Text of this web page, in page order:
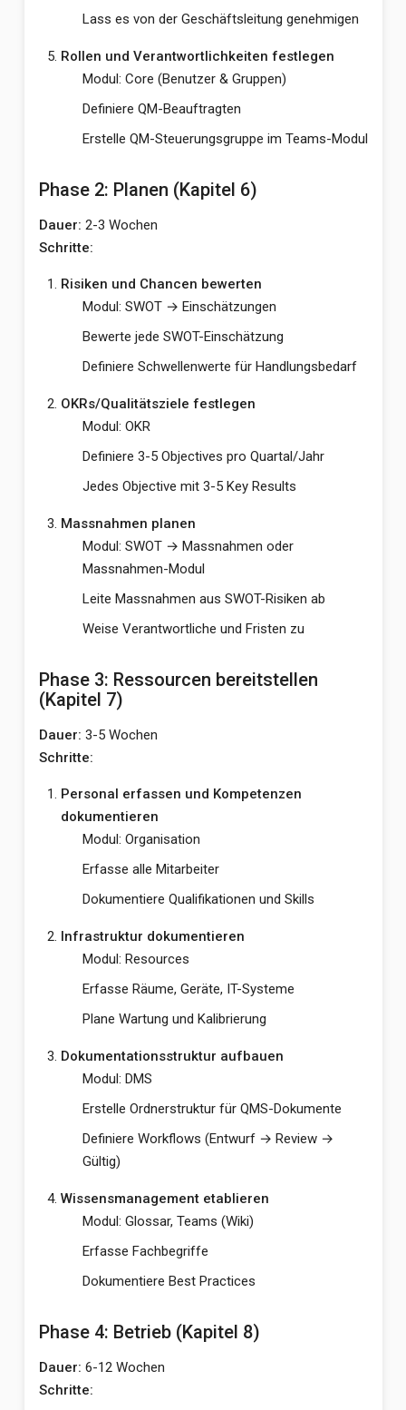
Lass es von der Geschäftsleitung genehmigen
Rollen und Verantwortlichkeiten festlegen
Modul: Core (Benutzer & Gruppen)
Definiere QM-Beauftragten
Erstelle QM-Steuerungsgruppe im Teams-Modul
Phase 2: Planen (Kapitel 6)
Dauer: 2-3 Wochen
Schritte:
Risiken und Chancen bewerten
Modul: SWOT → Einschätzungen
Bewerte jede SWOT-Einschätzung
Definiere Schwellenwerte für Handlungsbedarf
OKRs/Qualitätsziele festlegen
Modul: OKR
Definiere 3-5 Objectives pro Quartal/Jahr
Jedes Objective mit 3-5 Key Results
Massnahmen planen
Modul: SWOT → Massnahmen oder
Massnahmen-Modul
Leite Massnahmen aus SWOT-Risiken ab
Weise Verantwortliche und Fristen zu
Phase 3: Ressourcen bereitstellen
(Kapitel 7)
Dauer: 3-5 Wochen
Schritte:
Personal erfassen und Kompetenzen
dokumentieren
Modul: Organisation
Erfasse alle Mitarbeiter
Dokumentiere Qualifikationen und Skills
Infrastruktur dokumentieren
Modul: Resources
Erfasse Räume, Geräte, IT-Systeme
Plane Wartung und Kalibrierung
Dokumentationsstruktur aufbauen
Modul: DMS
Erstelle Ordnerstruktur für QMS-Dokumente
Definiere Workflows (Entwurf → Review →
Gültig)
Wissensmanagement etablieren
Modul: Glossar, Teams (Wiki)
Erfasse Fachbegriffe
Dokumentiere Best Practices
Phase 4: Betrieb (Kapitel 8)
Dauer: 6-12 Wochen
Schritte: